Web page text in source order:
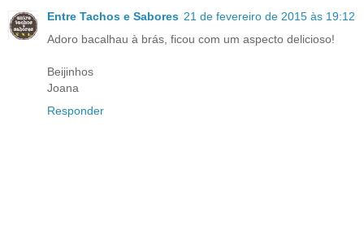
Entre Tachos e Sabores 21 de fevereiro de 2015 às 19:12
Adoro bacalhau à brás, ficou com um aspecto delicioso!
Beijinhos
Joana
Responder